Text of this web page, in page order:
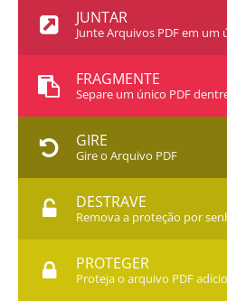
JUNTAR
Junte Arquivos PDF em um
FRAGMENTE
Separe um único PDF
GIRE
Gire o Arquivo PDF
DESTRAVE
Remova a proteção por
PROTEGER
Proteja o arquivo PDF